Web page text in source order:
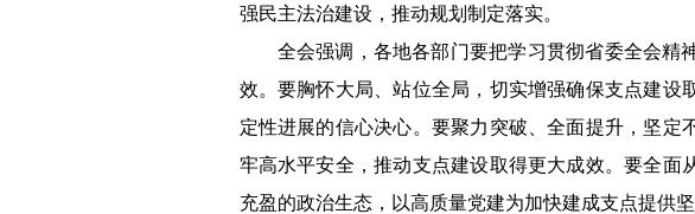
强民主法治建设，推动规划制定落实。
全会强调，各地各部门要把学习贯彻省委全会精
效。要胸怀大局、站位全局，切实增强确保支点建
定性进展的信心决心。要聚力突破、全面提升，坚
牢高水平安全，推动支点建设取得更大成效。要全
充盈的政治生态，以高质量党建为加快建成支点提供坚